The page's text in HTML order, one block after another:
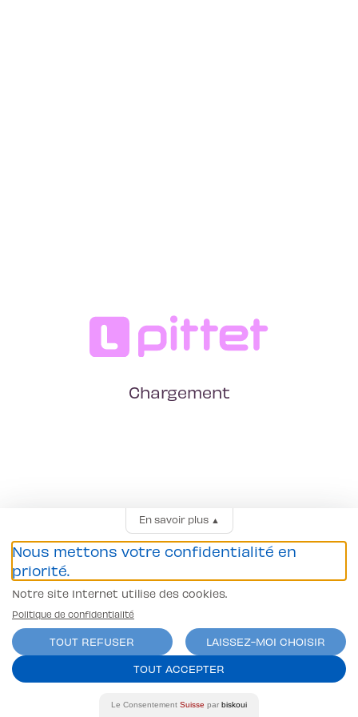
Chargement
En savoir plus▲
Nous mettons votre confidentialité en
priorité.
Notre site Internet utilise des cookies.
Politique de confidentialité
TOUT REFUSER
LAISSEZ-MOI CHOISIR
TOUT ACCEPTER
Le Consentement Suisse par biskoui